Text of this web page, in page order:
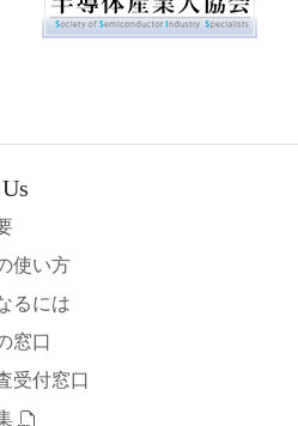
使い方
るには
窓口
受付窓口